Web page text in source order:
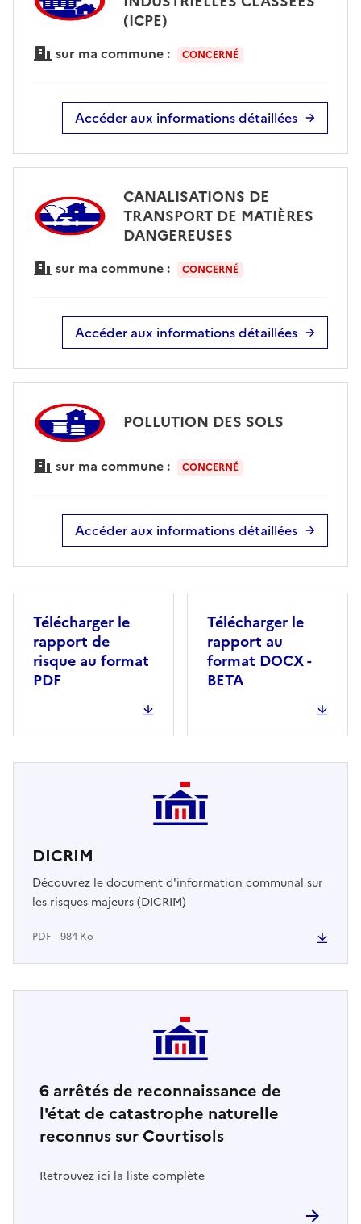
(ICPE)
sur ma commune : CONCERNÉ
Accéder aux informations détaillées
CANALISATIONS DE
TRANSPORT DE MATIÈRES
DANGEREUSES
sur ma commune : CONCERNÉ
Accéder aux informations détaillées
POLLUTION DES SOLS
sur ma commune : CONCERNÉ
Accéder aux informations détaillées
Télécharger le
rapport de
risque au format
PDF
Télécharger le
rapport au
format DOCX -
BETA
DICRIM
PDF – 984 Ko
Découvrez le document d'information communal sur
les risques majeurs (DICRIM)
6 arrêtés de reconnaissance de
l'état de catastrophe naturelle
reconnus sur Courtisols
Retrouvez ici la liste complète